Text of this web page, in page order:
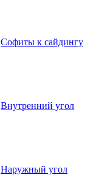
Софиты к сайдингу
Внутренний угол
Наружный угол